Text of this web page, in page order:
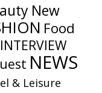
New
Food
INTERVIEW
NEWS
& Leisure